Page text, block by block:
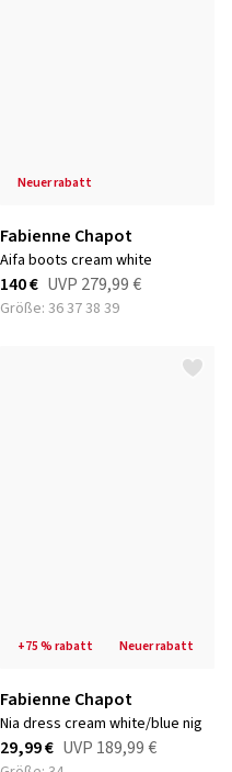
neuer rabatt
Fabienne Chapot
aifa boots cream white
140 € UVP 279,99 €
Größe: 36 37 38 39
+75 % rabatt neuer rabatt
Fabienne Chapot
nia dress cream white/blue nig
29,99 € UVP 189,99 €